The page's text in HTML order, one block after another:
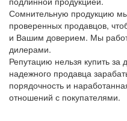
Сомнительную продукцию
проверенных продавцов,
и Вашим доверием. Мы
дилерами.
Репутацию нельзя купить
надежного продавца
порядочность и
отношений с покупателями.